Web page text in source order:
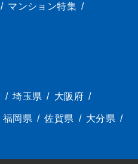
/ マンション特集 /
/ 埼玉県 / 大阪府 /
福岡県 / 佐賀県 / 大分県 /